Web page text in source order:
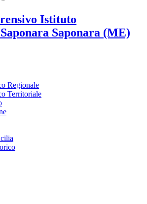
Istituto
Saponara (ME)
Regionale
Territoriale